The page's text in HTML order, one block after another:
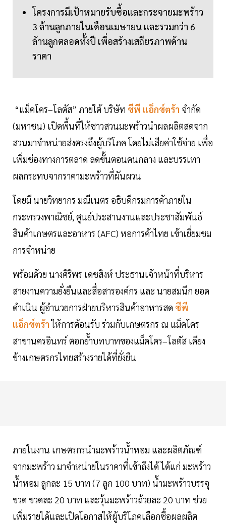
โครงการมีเป้าหมายรับซื้อและกระจายมะพร้าว
3 ล้านลูกภายในเดือนเมษายน และรวมกว่า 6
ล้านลูกตลอดทั้งปี เพื่อสร้างเสถียรภาพด้าน
ราคา
“แม็คโคร–โลตัส” ภายใต้ บริษัท ซีพี แอ็กซ์ตร้า จำกัด
(มหาชน) เปิดพื้นที่ให้ชาวสวนมะพร้าวนำผลผลิตสดจาก
สวนมาจำหน่ายส่งตรงถึงผู้บริโภค โดยไม่เสียค่าใช้จ่าย เพื่อ
เพิ่มช่องทางการตลาด ลดขั้นตอนคนกลาง และบรรเทา
ผลกระทบจากราคามะพร้าวที่ผันผวน
โดยมี นายวิทยากร มณีเนตร อธิบดีกรมการค้าภายใน
กระทรวงพาณิชย์, ศูนย์ประสานงานและประชาสัมพันธ์
สินค้าเกษตรและอาหาร (AFC) หอการค้าไทย เข้าเยี่ยมชม
การจำหน่าย
พร้อมด้วย นางศิริพร เดชสิงห์ ประธานเจ้าหน้าที่บริหาร
สายงานความยั่งยืนและสื่อสารองค์กร และ นายสมนึก ยอด
ดำเนิน ผู้อำนวยการฝ่ายบริหารสินค้าอาหารสด ซีพี
แอ็กซ์ตร้าให้การต้อนรับ ร่วมกับเกษตรกร ณ แม็คโคร
สาขานครอินทร์ ตอกย้ำบทบาทของแม็คโคร–โลตัส เคียง
ข้างเกษตรกรไทยสร้างรายได้ที่ยั่งยืน
ภายในงาน เกษตรกรนำมะพร้าวน้ำหอม และผลิตภัณฑ์
จากมะพร้าว มาจำหน่ายในราคาที่เข้าถึงได้ ได้แก่ มะพร้าว
น้ำหอม ลูกละ 15 บาท (7 ลูก 100 บาท) น้ำมะพร้าวบรรจุ
ขวด ขวดละ 20 บาท และวุ้นมะพร้าวถ้วยละ 20 บาท ช่วย
เพิ่มรายได้และเปิดโอกาสให้ผู้บริโภคเลือกซื้อผลผลิต